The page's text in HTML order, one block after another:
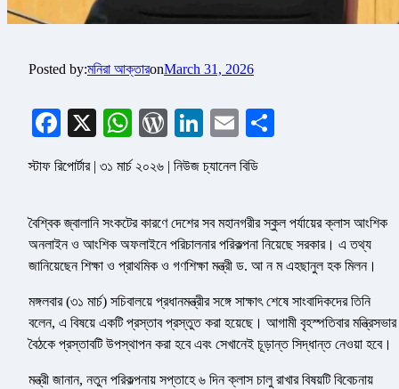
Posted by:মনিরা আক্তারonMarch 31, 2026
Facebook
X WhatsApp
WordPress
LinkedIn
Email
স্টাফ রিপোর্টার | ৩১ মার্চ ২০২৬ | নিউজ চ্যানেল বিডি
বৈশ্বিক জ্বালানি সংকটের কারণে দেশের সব মহানগরীর স্কুল পর্যায়ের ক্লাস আংশিক
অনলাইন ও আংশিক অফলাইনে পরিচালনার পরিকল্পনা নিয়েছে সরকার। এ তথ্য
জানিয়েছেন শিক্ষা ও প্রাথমিক ও গণশিক্ষা মন্ত্রী ড. আ ন ম এহছানুল হক মিলন।
মঙ্গলবার (৩১ মার্চ) সচিবালয়ে প্রধানমন্ত্রীর সঙ্গে সাক্ষাৎ শেষে সাংবাদিকদের তিনি
বলেন, এ বিষয়ে একটি প্রস্তাব প্রস্তুত করা হয়েছে। আগামী বৃহস্পতিবার মন্ত্রিসভার
বৈঠকে প্রস্তাবটি উপস্থাপন করা হবে এবং সেখানেই চূড়ান্ত সিদ্ধান্ত নেওয়া হবে।
মন্ত্রী জানান, নতুন পরিকল্পনায় সপ্তাহে ৬ দিন ক্লাস চালু রাখার বিষয়টি বিবেচনায়